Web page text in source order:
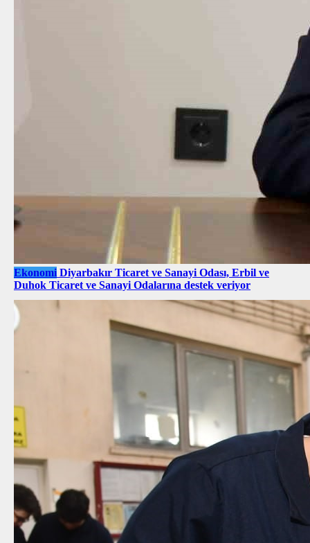
Ekonomi Diyarbakır Ticaret ve Sanayi Odası, Erbil ve
Duhok Ticaret ve Sanayi Odalarına destek veriyor